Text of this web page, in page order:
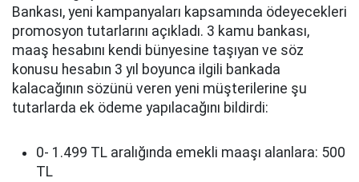
Bankası, yeni kampanyaları kapsamında ödeyecekleri
promosyon tutarlarını açıkladı. 3 kamu bankası,
maaş hesabını kendi bünyesine taşıyan ve söz
konusu hesabın 3 yıl boyunca ilgili bankada
kalacağının sözünü veren yeni müşterilerine şu
tutarlarda ek ödeme yapılacağını bildirdi:
0- 1.499 TL aralığında emekli maaşı alanlara: 500
TL